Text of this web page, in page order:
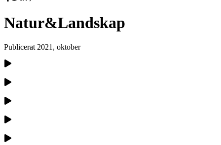
Natur&Landskap
Publicerat 2021, oktober